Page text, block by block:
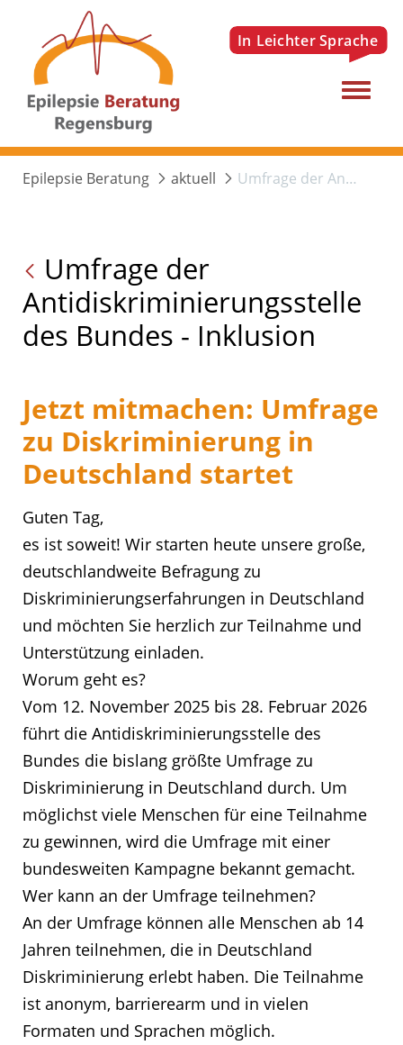
Menu
Epilepsie Beratung aktuell Umfrage der Antidiskriminierungsstelle des Bundes - Inklusion
Umfrage der
Antidiskriminierungsstelle
des Bundes - Inklusion
Jetzt mitmachen: Umfrage
zu Diskriminierung in
Deutschland startet
Guten Tag,
es ist soweit! Wir starten heute unsere große,
deutschlandweite Befragung zu
Diskriminierungserfahrungen in Deutschland
und möchten Sie herzlich zur Teilnahme und
Unterstützung einladen.
Worum geht es?
Vom 12. November 2025 bis 28. Februar 2026
führt die Antidiskriminierungsstelle des
Bundes die bislang größte Umfrage zu
Diskriminierung in Deutschland durch. Um
möglichst viele Menschen für eine Teilnahme
zu gewinnen, wird die Umfrage mit einer
bundesweiten Kampagne bekannt gemacht.
Wer kann an der Umfrage teilnehmen?
An der Umfrage können alle Menschen ab 14
Jahren teilnehmen, die in Deutschland
Diskriminierung erlebt haben. Die Teilnahme
ist anonym, barrierearm und in vielen
Formaten und Sprachen möglich.